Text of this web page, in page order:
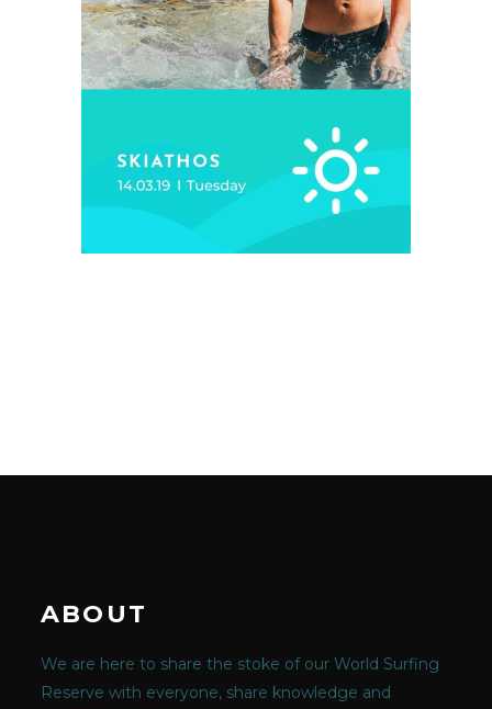
ABOUT
We are here to share the stoke of our World Surfing
Reserve with everyone, share knowledge and